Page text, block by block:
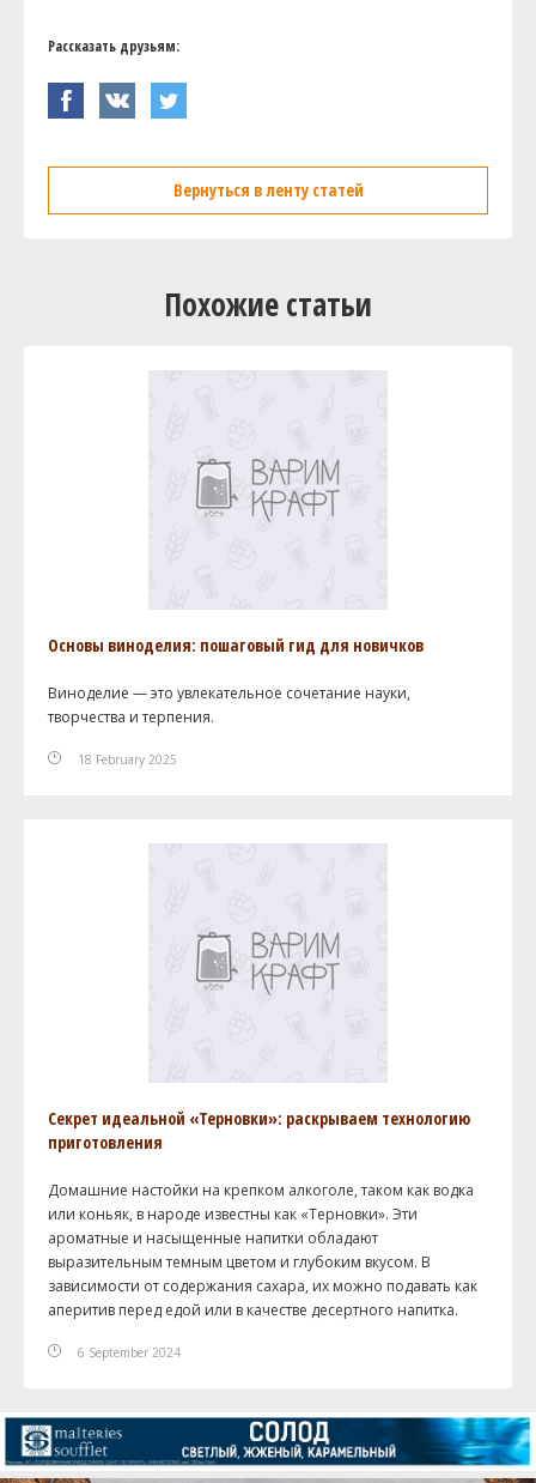
Рассказать друзьям:
Вернуться в ленту статей
Похожие статьи
Основы виноделия: пошаговый гид для новичков
Виноделие — это увлекательное сочетание науки,
творчества и терпения.
18 February 2025
Секрет идеальной «Терновки»: раскрываем технологию
приготовления
Домашние настойки на крепком алкоголе, таком как водка
или коньяк, в народе известны как «Терновки». Эти
ароматные и насыщенные напитки обладают
выразительным темным цветом и глубоким вкусом. В
зависимости от содержания сахара, их можно подавать как
аперитив перед едой или в качестве десертного напитка.
6 September 2024